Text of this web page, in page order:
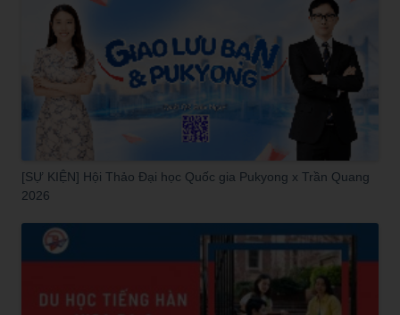
[SỰ KIỆN] Hội Thảo Đại học Quốc gia Pukyong x Trần Quang
2026